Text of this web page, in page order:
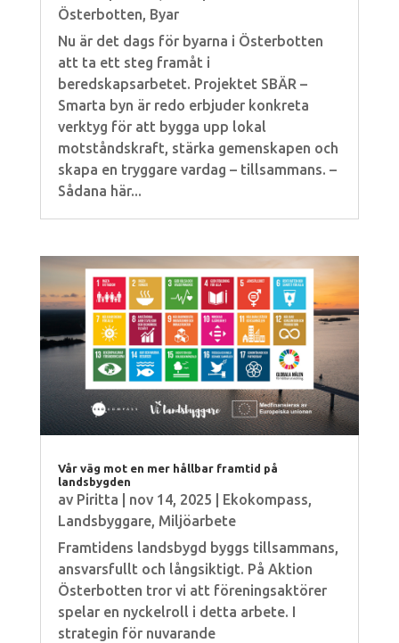
Österbotten Byar
Nu är det dags för byarna i Österbotten
att ta ett steg framåt i
beredskapsarbetet. Projektet SBÄR –
Smarta byn är redo erbjuder konkreta
verktyg för att bygga upp lokal
motståndskraft, stärka gemenskapen och
skapa en tryggare vardag – tillsammans. –
Sådana här...
Vår väg mot en mer hållbar framtid på
landsbygden
av Piritta nov 14, 2025 Ekokompass,
Landsbyggare, Miljöarbete
Framtidens landsbygd byggs tillsammans,
ansvarsfullt och långsiktigt. På Aktion
Österbotten tror vi att föreningsaktörer
spelar en nyckelroll i detta arbete. I
strategin för nuvarande